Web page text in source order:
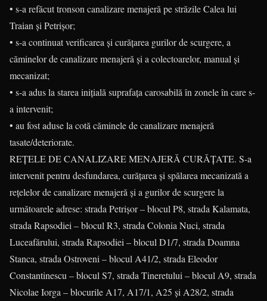
• s-a refăcut tronson canalizare menajeră pe străzile Calea lui
Traian și Petrișor;
• s-a continuat verificarea și curățarea gurilor de scurgere, a
căminelor de canalizare menajeră și a colectoarelor, manual și
mecanizat;
• s-a adus la starea inițială suprafața carosabilă în zonele în care s-
a intervenit;
• au fost aduse la cotă căminele de canalizare menajeră
tasate/deteriorate.
REȚELE DE CANALIZARE MENAJERĂ CURĂŢATE. S-a
intervenit pentru desfundarea, curățarea și spălarea mecanizată a
rețelelor de canalizare menajeră și a gurilor de scurgere la
următoarele adrese: strada Petrișor – blocul P8, strada Kalamata,
strada Rapsodiei – blocul R3, strada Colonia Nuci, strada
Luceafărului, strada Rapsodiei – blocul D1/7, strada Doamna
Stanca, strada Ostroveni – blocul A41/2, strada Eleodor
Constantinescu – blocul S7, strada Tineretului – blocul A9, strada
Nicolae Iorga – blocurile A17, A17/1, A25 și A28/2, strada